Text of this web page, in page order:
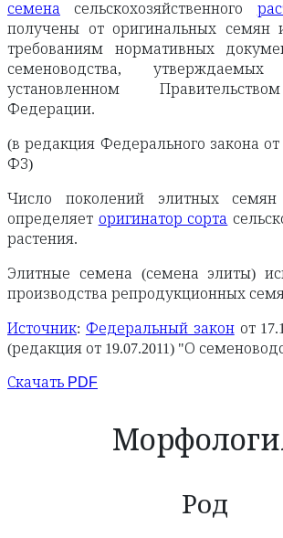
семена
сельскохозяйственного
получены от оригинальных семян
требованиям нормативных
семеноводства,
установленном
Федерации.
(в редакция Федерального закона от
ФЗ)
Число поколений элитных
определяет оригинатор сорта
растения.
Элитные семена (семена элиты)
производства репродукционных
Источник: Федеральный законот
(редакция от 19.07.2011) "О
Скачать PDF
Род